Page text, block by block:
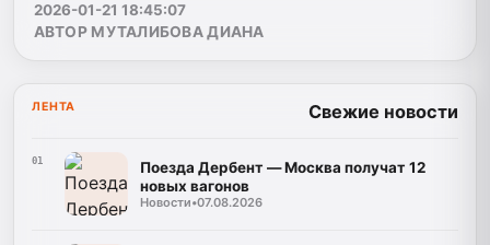
2026-01-21 18:45:07
АВТОР МУТАЛИБОВА ДИАНА
ЛЕНТА Свежие новости
01
Поезда Дербент — Москва получат 12
новых вагонов
Новости•07.08.2026